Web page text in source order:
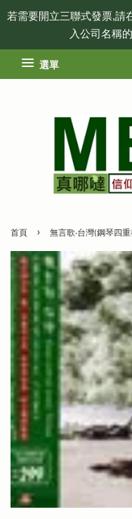
若需要開立三聯式發票,請
入公司名稱
選單
首頁 › 無言歌‧台灣(鋼琴四